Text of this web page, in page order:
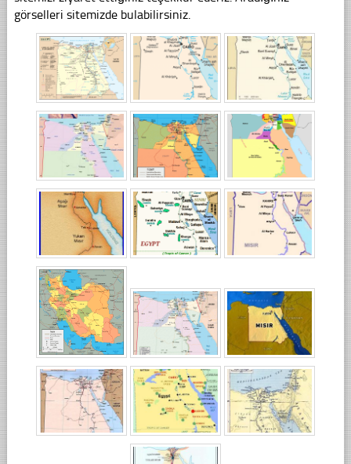
görselleri sitemizde bulabilirsiniz.